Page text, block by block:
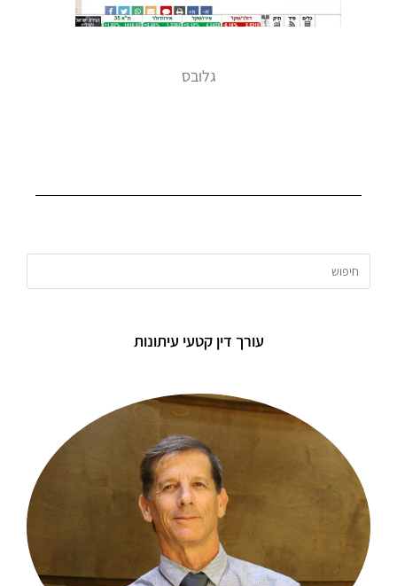
גלובס
עורך דין קטעי עיתונות